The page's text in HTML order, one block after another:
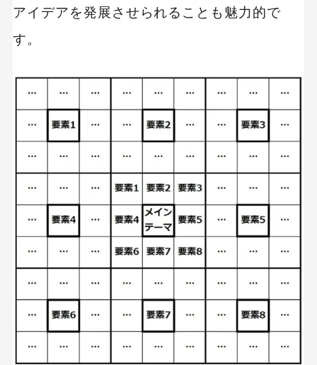
MEO
Shopify SNS広告
TikTok
Webマーケティングツール
アクセス解析
インフルエンサーマーケTips
オウンドメディア
コーポレートサイト
コンテンツマーケティング
フレームワーク
ホワイトペーパー
メルマガ
リスティング広告
リンクビルディング
採用サイト
調査レポート
アイデアを発展させられることも魅力的で
す。